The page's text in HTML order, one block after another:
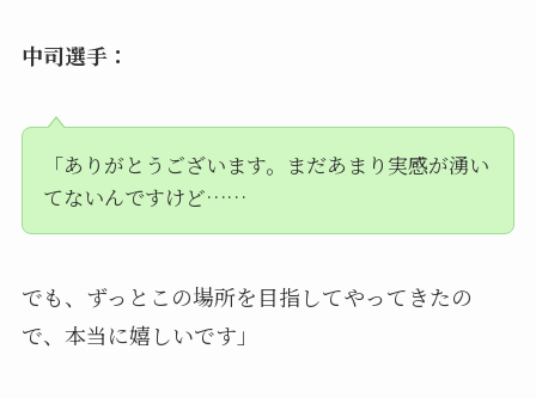
中司選手：
「ありがとうございます。まだあまり実感が湧い
てないんですけど……
でも、ずっとこの場所を目指してやってきたの
で、本当に嬉しいです」